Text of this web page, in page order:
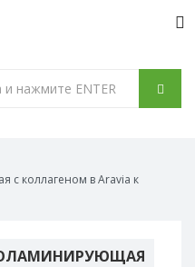
с коллагеном в Aravia к